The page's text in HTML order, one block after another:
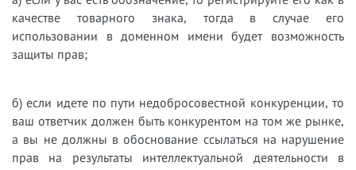
качестве товарного знака, тогда в случае его
использовании в доменном имени будет возможность
защиты прав;
б) если идете по пути недобросовестной конкуренции, то
ваш ответчик должен быть конкурентом на том же рынке,
а вы не должны в обоснование ссылаться на нарушение
прав на результаты интеллектуальной деятельности в